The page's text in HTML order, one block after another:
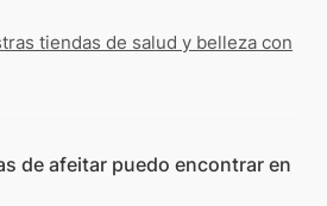
tiendas de salud y belleza con
de afeitar puedo encontrar en